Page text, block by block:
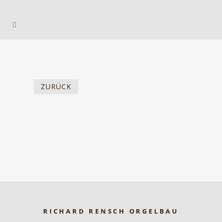
ZURÜCK
RICHARD RENSCH ORGELBAU